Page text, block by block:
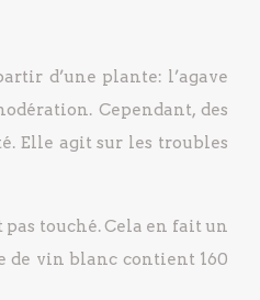
d’une plante: l’agave
Cependant, des
Elle agit sur les troubles
touché. Cela en fait un
de vin blanc contient 160